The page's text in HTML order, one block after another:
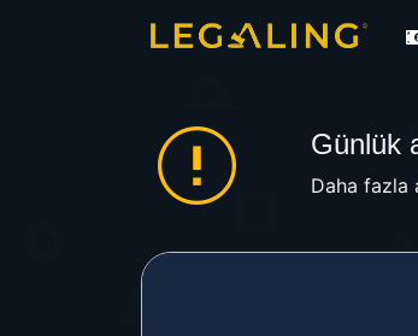
Günlük
Daha fazla